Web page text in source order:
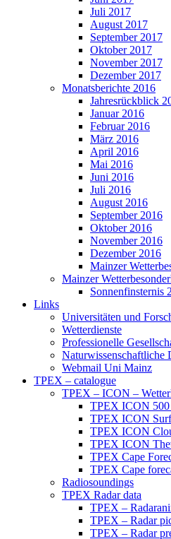
Juli 2017
August 2017
September 2017
Oktober 2017
November 2017
Dezember 2017
Monatsberichte 2016
Jahresrückblick
Januar 2016
Februar 2016
März 2016
April 2016
Mai 2016
Juni 2016
Juli 2016
August 2016
September 2016
Oktober 2016
November 2016
Dezember 2016
Mainzer
Mainzer
Sonnenfinsternis
Links
Universitäten und
Wetterdienste
Professionelle
Naturwissenschaftliche
Webmail Uni Mainz
TPEX – catalogue
TPEX – ICON –
TPEX ICON 500
TPEX ICON
TPEX ICON
TPEX ICON
TPEX Cape
TPEX Cape
Radiosoundings
TPEX Radar data
TPEX –
TPEX – Radar
TPEX – Radar